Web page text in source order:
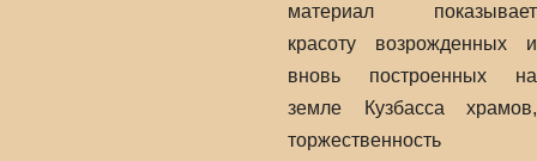
материал показывает
красоту возрожденных и
вновь построенных на
земле Кузбасса храмов,
торжественность